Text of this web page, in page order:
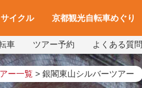
イクル
金
ルターミナルへのアクセス
イクル予約
情報
質問
京都観光自転車めぐり
車 ツアー予約 よくある質問
ー一覧 > 銀閣東山シルバーツアー